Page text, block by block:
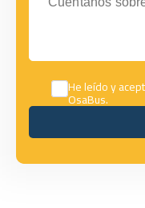
He leído y
OsaBus.